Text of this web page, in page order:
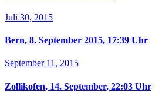
Juli 30, 2015
Bern, 8. September 2015, 17:39 Uhr
September 11, 2015
Zollikofen, 14. September, 22:03 Uhr